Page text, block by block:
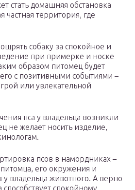
стать домашняя обстановка
частная территория, где
собаку за спокойное и
при примерке и носке
образом питомец будет
с позитивными событиями –
или увлекательной
пса у владельца возникли
не желает носить изделие,
псов в намордниках –
питомца, его окружения и
у владельца животного. А верно
спокойному